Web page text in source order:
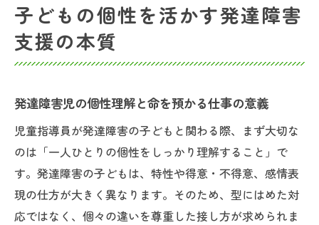
発達障害の子どもとの信頼関係を築く姿勢
命を預かる仕事に必要な心構えとは何か
命を預かる仕事に求められる責任感と配慮
発達障害児と向き合う際の心構えの整え方
り
子どもの安全を守るための観察力と判断力
発達障害児支援に活かす専門性と実経験
発達障害児と信頼を築くための接し方ガイド
子どもの個性を活かす発達障害
支援の本質
発達障害児の個性理解と命を預かる仕事の意義
児童指導員が発達障害の子どもと関わる際、まず大切な
のは「一人ひとりの個性をしっかり理解すること」で
す。発達障害の子どもは、特性や得意・不得意、感情表
現の仕方が大きく異なります。そのため、型にはめた対
応ではなく、個々の違いを尊重した接し方が求められま